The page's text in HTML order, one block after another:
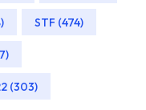
STF (474)
(303)